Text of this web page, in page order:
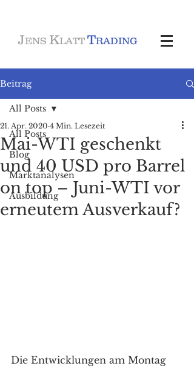
JENS KLATT TRADING
Beitrag
All Posts
Blog
Marktanalysen
Ausbildung
All Posts
Mai-WTI geschenkt
und 40 USD pro Barrel
on top – Juni-WTI vor
erneutem Ausverkauf?
21. Apr. 2020 4 Min. Lesezeit
Die Entwicklungen am Montag